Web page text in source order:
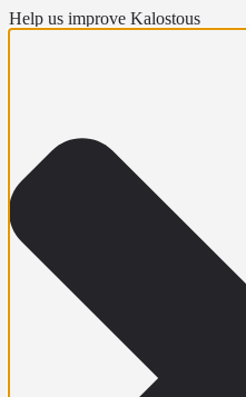
Help us improve Kalostous